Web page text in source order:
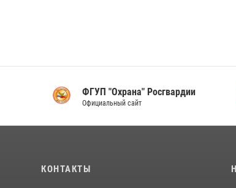
ФГУП "Охрана" Росгвардии
Официальный сайт
КОНТАКТЫ